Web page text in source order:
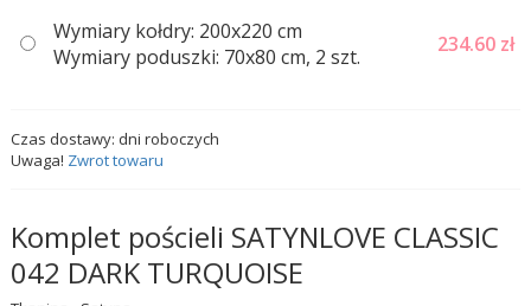
Wymiary kołdry: 200x220 cm
Wymiary poduszki: 70x80 cm, 2 szt.
234.60 zł
Czas dostawy: dni roboczych
Uwaga! Zwrot towaru
Komplet pościeli SATYNLOVE CLASSIC
042 DARK TURQUOISE